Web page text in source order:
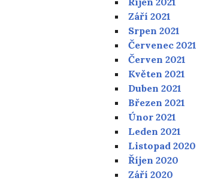
Září 2021
Srpen 2021
Červenec 2021
Červen 2021
Květen 2021
Duben 2021
Březen 2021
Únor 2021
Leden 2021
Listopad 2020
Říjen 2020
Září 2020